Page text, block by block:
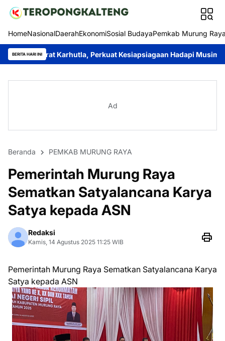
HomeNasionalDaerahEkonomiSosial BudayaPemkab Murung
BERITA HARI INI
Perkuat Kesiapsiagaan Hadapi Musim Kemarau
Ad
Beranda PEMKAB MURUNG RAYA
Pemerintah Murung Raya
Sematkan Satyalancana Karya
Satya kepada ASN
Redaksi
Kamis, 14 Agustus 2025 11:25 WIB
Pemerintah Murung Raya Sematkan Satyalancana Karya
Satya kepada ASN